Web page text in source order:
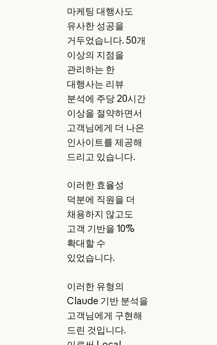
마케팅 대행사도
유사한 성공을
거두었습니다. 50개
이상의 지점을
관리하는 한
대행사는 리뷰
분석에 주당 20시간
이상을 절약하면서
고객님에게 더 나은
인사이트를 제공해
드리고 있습니다.
이러한 효율성
덕분에 직원을 더
채용하지 않고도
고객 기반을 10%
확대할 수
있었습니다.
이러한 유형의
Claude 기반 분석을
고객님에게 구현해
드린 것입니다.